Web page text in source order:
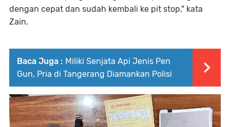
dengan cepat dan sudah kembali ke pit stop," kata
Zain.
Baca Juga : Miliki Senjata Api Jenis Pen
Gun, Pria di Tangerang Diamankan Polisi